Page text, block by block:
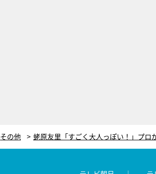
その他